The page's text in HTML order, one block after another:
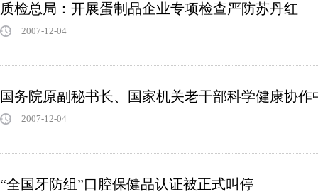
质检总局：开展蛋制品企业专项检查严防苏丹红
2007-12-04
国务院原副秘书长、国家机关老干部科学健康协
2007-12-04
“全国牙防组”口腔保健品认证被正式叫停